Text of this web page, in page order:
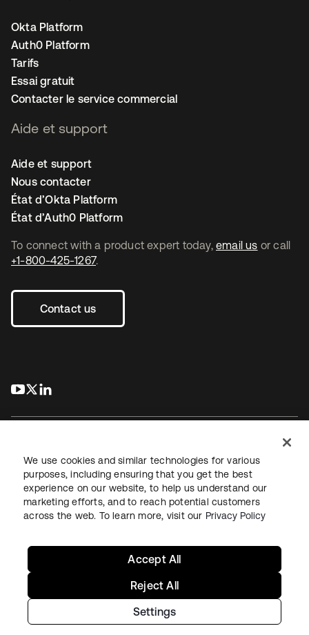
To connect with a product expert today, email us or call
+1-800-425-1267.
Contact us
s’ouvre dans un nouvel onglet
s’ouvre dans un nouvel onglet
Okta Platform
Auth0 Platform
Tarifs
Essai gratuit
Contacter le service commercial
Aide et support
Aide et support
Nous contacter
État d’Okta Platform
État d’Auth0 Platform
JuridiquePolitique de confidentialité
Conditions d’utilisation du siteSécuritéPlan du site
Paramètres des cookies
Copyright © 2026 Okta. Tous droits réservés.
We use cookies and similar technologies for various
purposes, including ensuring that you get the best
experience on our website, to help us understand our
marketing efforts, and to reach potential customers
across the web. To learn more, visit our Privacy Policy
Settings
Reject All
Accept All